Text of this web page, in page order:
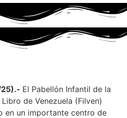
25).- El Pabellón Infantil de la
de Venezuela (Filven)
en un importante centro de